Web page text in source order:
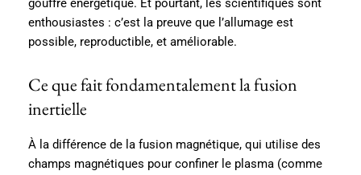
gouffre énergétique. Et pourtant, les scientifiques sont
enthousiastes : c’est la preuve que l’allumage est
possible, reproductible, et améliorable.
Ce que fait fondamentalement la fusion
inertielle
À la différence de la fusion magnétique, qui utilise des
champs magnétiques pour confiner le plasma (comme